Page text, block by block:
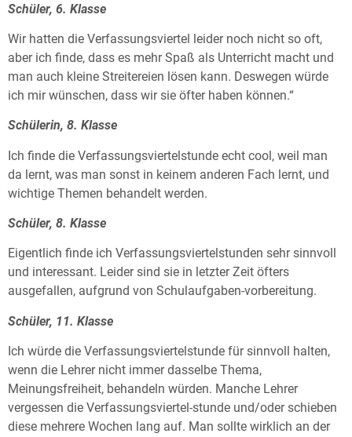
Schüler, 6. Klasse
Wir hatten die Verfassungsviertel leider noch nicht so oft,
aber ich finde, dass es mehr Spaß als Unterricht macht und
man auch kleine Streitereien lösen kann. Deswegen würde
ich mir wünschen, dass wir sie öfter haben können.“
Schülerin, 8. Klasse
Ich finde die Verfassungsviertelstunde echt cool, weil man
da lernt, was man sonst in keinem anderen Fach lernt, und
wichtige Themen behandelt werden.
Schüler, 8. Klasse
Eigentlich finde ich Verfassungsviertelstunden sehr sinnvoll
und interessant. Leider sind sie in letzter Zeit öfters
ausgefallen, aufgrund von Schulaufgaben-vorbereitung.
Schüler, 11. Klasse
Ich würde die Verfassungsviertelstunde für sinnvoll halten,
wenn die Lehrer nicht immer dasselbe Thema,
Meinungsfreiheit, behandeln würden. Manche Lehrer
vergessen die Verfassungsviertel-stunde und/oder schieben
diese mehrere Wochen lang auf. Man sollte wirklich an der